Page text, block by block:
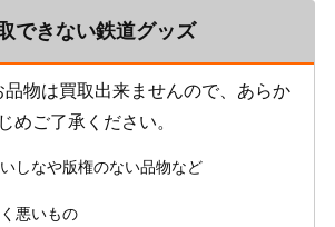
できない鉄道グッズ
品物は買取出来ませんので、あらか
じめご了承ください。
しなや版権のない品物など
悪いもの